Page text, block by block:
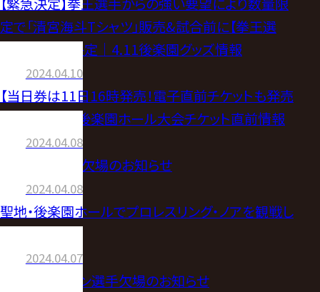
定で「清宮海斗Tシャツ」販売&試合前に【拳王選
手】サイン会決定｜4.11後楽園グッズ情報
2024.04.10
【当日券は11日16時発売！電子直前チケットも発売
中！】4月11日後楽園ホール大会チケット直前情報
2024.04.08
齋藤彰俊選手欠場のお知らせ
2024.04.08
聖地・後楽園ホールでプロレスリング・ノアを観戦し
2024.04.07
ドラゴン・ベイン選手欠場のお知らせ